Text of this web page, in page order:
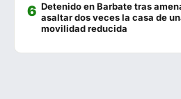
Venta Pericón
Detenido en Barbate tras
asaltar dos veces la casa de
movilidad reducida